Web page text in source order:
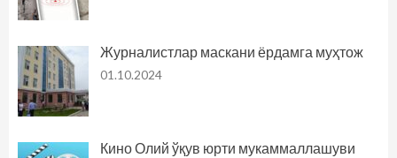
Журналистлар маскани ёрдамга муҳтож
01.10.2024
Кино Олий ўқув юрти мукаммаллашуви